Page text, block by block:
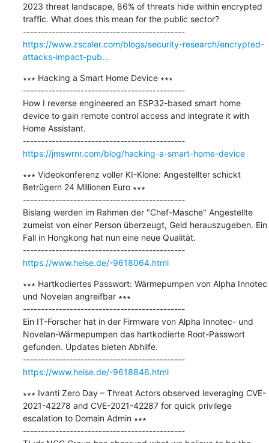
2023 threat landscape, 86% of threats hide within encrypted
traffic. What does this mean for the public sector?
---------------------------------------------
https://www.zscaler.com/blogs/security-research/encrypted-
attacks-impact-pub...
∗∗∗ Hacking a Smart Home Device ∗∗∗
---------------------------------------------
How I reverse engineered an ESP32-based smart home
device to gain remote control access and integrate it with
Home Assistant.
---------------------------------------------
https://jmswrnr.com/blog/hacking-a-smart-home-device
∗∗∗ Videokonferenz voller KI-Klone: Angestellter schickt
Betrügern 24 Millionen Euro ∗∗∗
---------------------------------------------
Bislang werden im Rahmen der "Chef-Masche" Angestellte
zumeist von einer Person überzeugt, Geld herauszugeben. Ein
Fall in Hongkong hat nun eine neue Qualität.
---------------------------------------------
https://www.heise.de/-9618064.html
∗∗∗ Hartkodiertes Passwort: Wärmepumpen von Alpha Innotec
und Novelan angreifbar ∗∗∗
---------------------------------------------
Ein IT-Forscher hat in der Firmware von Alpha Innotec- und
Novelan-Wärmepumpen das hartkodierte Root-Passwort
gefunden. Updates bieten Abhilfe.
---------------------------------------------
https://www.heise.de/-9618846.html
∗∗∗ Ivanti Zero Day – Threat Actors observed leveraging CVE-
2021-42278 and CVE-2021-42287 for quick privilege
escalation to Domain Admin ∗∗∗
---------------------------------------------